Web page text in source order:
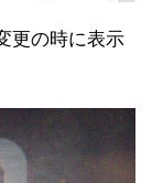
更の時に表示